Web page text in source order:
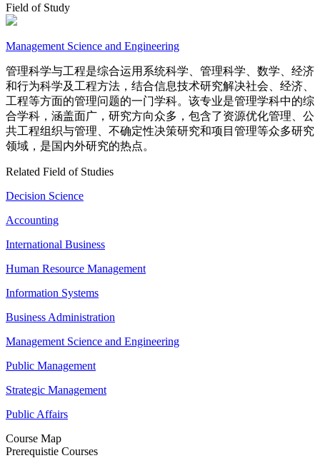
Field of Study
Management Science and Engineering
管理科学与工程是综合运用系统科学、管理科学、数学、经济
和行为科学及工程方法，结合信息技术研究解决社会、经济、
工程等方面的管理问题的一门学科。该专业是管理学科中的综
合学科，涵盖面广，研究方向众多，包含了资源优化管理、公
共工程组织与管理、不确定性决策研究和项目管理等众多研究
领域，是国内外研究的热点。
Related Field of Studies
Decision Science
Accounting
International Business
Human Resource Management
Information Systems
Business Administration
Management Science and Engineering
Public Management
Strategic Management
Public Affairs
Course Map
Prerequistie Courses